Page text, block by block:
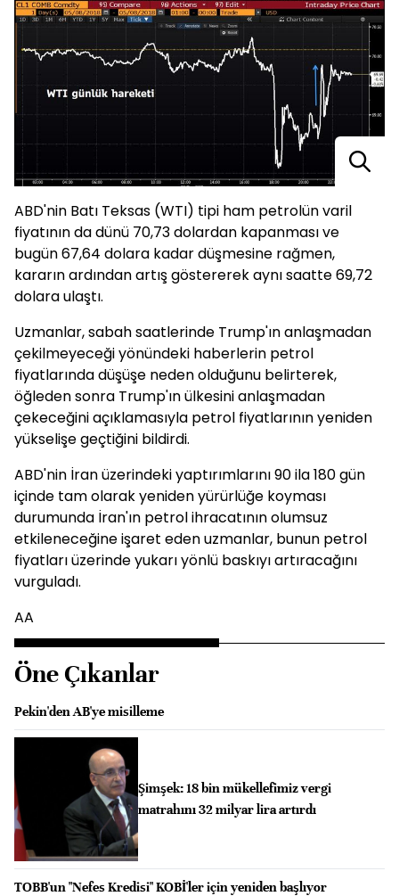
ABD'nin Batı Teksas (WTI) tipi ham petrolün varil
fiyatının da dünü 70,73 dolardan kapanması ve
bugün 67,64 dolara kadar düşmesine rağmen,
kararın ardından artış göstererek aynı saatte 69,72
dolara ulaştı.
Uzmanlar, sabah saatlerinde Trump'ın anlaşmadan
çekilmeyeceği yönündeki haberlerin petrol
fiyatlarında düşüşe neden olduğunu belirterek,
öğleden sonra Trump'ın ülkesini anlaşmadan
çekeceğini açıklamasıyla petrol fiyatlarının yeniden
yükselişe geçtiğini bildirdi.
ABD'nin İran üzerindeki yaptırımlarını 90 ila 180 gün
içinde tam olarak yeniden yürürlüğe koyması
durumunda İran'ın petrol ihracatının olumsuz
etkileneceğine işaret eden uzmanlar, bunun petrol
fiyatları üzerinde yukarı yönlü baskıyı artıracağını
vurguladı.
AA
Öne Çıkanlar
Pekin'den AB'ye misilleme
Şimşek: 18 bin mükellefimiz vergi
matrahını 32 milyar lira artırdı
TOBB'un "Nefes Kredisi" KOBİ'ler için yeniden başlıyor